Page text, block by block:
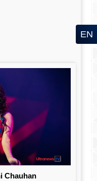
Chauhan
EN